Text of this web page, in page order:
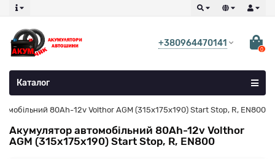
+380964470141
0
Каталог
80Ah-12v Volthor AGM (315х175х190) Start Stop, R, EN800
Акумулятор автомобільний 80Ah-12v Volthor
AGM (315х175х190) Start Stop, R, EN800